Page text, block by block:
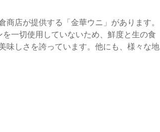
店が提供する「金華ウニ」があります。
一切使用していないため、鮮度と生の食
味しさを誇っています。他にも、様々な地